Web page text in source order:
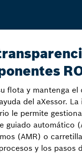
flota y mantenga el
del aXessor.
le permite
guiado automático
(AMR) o
y los pasos